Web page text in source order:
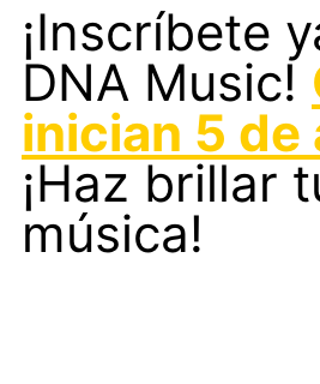
¡Inscríbete
DNA Music!
inician 5 de
¡Haz brillar
música!